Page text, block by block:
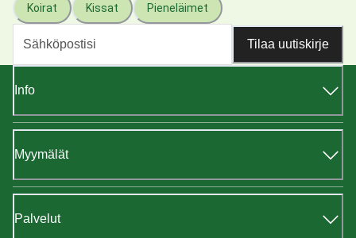
Koirat Kissat Pieneläimet
Tilaa uutiskirje
Info
Myymälät
Palvelut